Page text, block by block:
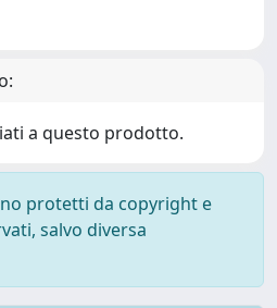
a questo prodotto.
protetti da copyright e
salvo diversa